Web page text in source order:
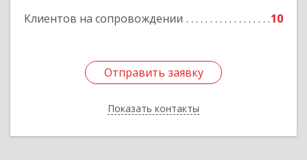
Клиентов на сопровождении 10
Отправить заявку
Показать контакты
Отправить заявку
Назад